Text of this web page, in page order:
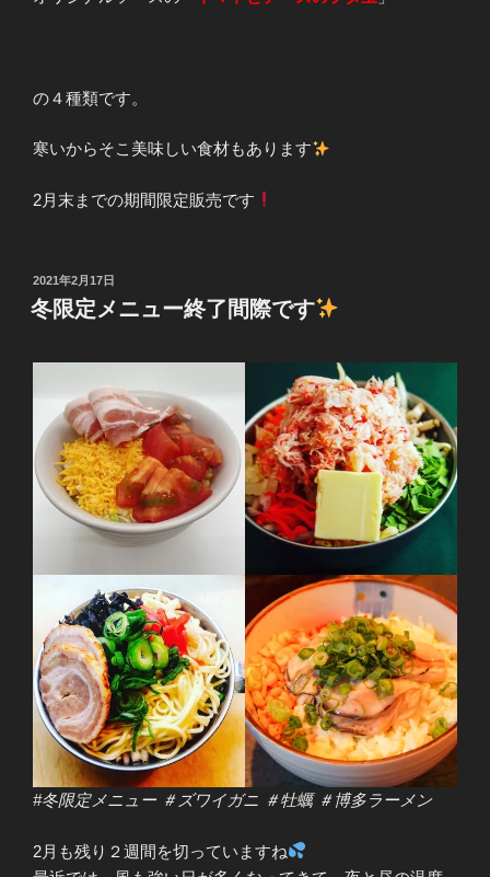
の４種類です。
寒いからそこ美味しい食材もあります
2月末までの期間限定販売です
投
稿
日:
2021年2月17日
冬限定メニュー終了間際です
#冬限定メニュー ＃ズワイガニ ＃牡蠣 ＃博多ラーメン
2月も残り２週間を切っていますね